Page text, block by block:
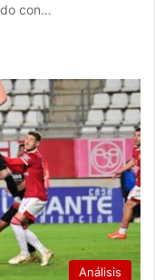
con…
Análisis